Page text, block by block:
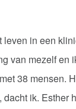
leven in een
van mezelf en
38 mensen.
ik. Esther